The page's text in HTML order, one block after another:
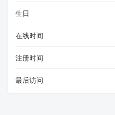
生日
在线时间
注册时间
最后访问